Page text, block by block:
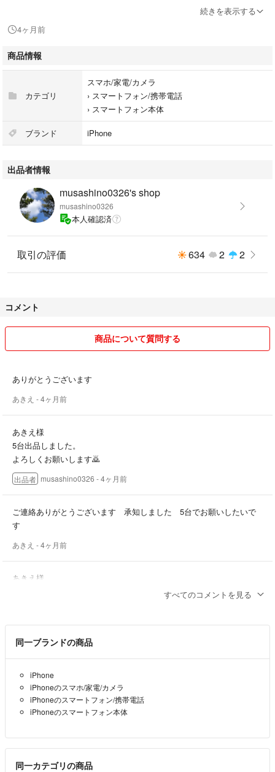
#iPhone17promax
#iPhone17Pro
続きを表示する
4ヶ月前
商品情報
カテゴリ
スマホ/家電/カメラ
› スマートフォン/携帯電話
› スマートフォン本体
ブランド iPhone
出品者情報
musashino0326's shop
musashino0326
本人確認済
取引の評価 634 2 2
コメント
商品について質問する
ありがとうございます
あきえ - 4ヶ月前
あきえ様
5台出品しました。
よろしくお願いします🙇
出品者 musashino0326 - 4ヶ月前
ご連絡ありがとうございます 承知しました 5台でお願いしたいで
す
あきえ - 4ヶ月前
あきえ様
出品者 musashino0326
もし可能でしたら、6台と7台に分割での購入希望です
あきえ- 4ヶ月前
すべてのコメントを見る
同一ブランドの商品
iPhone
iPhoneのスマホ/家電/カメラ
iPhoneのスマートフォン/携帯電話
iPhoneのスマートフォン本体
同一カテゴリの商品